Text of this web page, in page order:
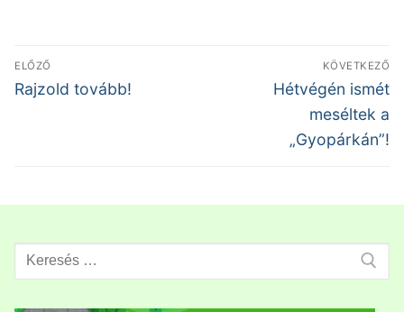
Bejegyzés
navigáció
ELŐZŐ
Előző
Rajzold tovább!
KÖVETKEZŐ
Következő
bejegyzés:
Hétvégén ismét
meséltek a
„Gyopárkán”!
Search
for: